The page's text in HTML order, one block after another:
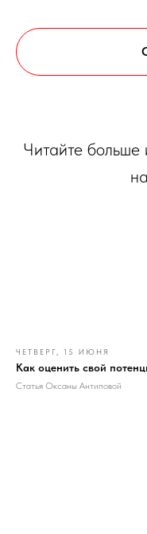
Читайте больше
ЧЕТВЕРГ, 15 ИЮНЯ
Как оценить свой
Статья Оксаны Антиповой